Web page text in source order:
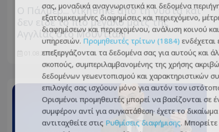
Ο Πάλμερ... νικήθηκε από τη νύστα και
δεν είδε το πιο μεγάλο ματς της
Αγγλίας στο Μουντιάλ!
01.08.2026 - 08:57
σας, μοναδικά αναγνωριστικά και δεδομένα
εξατομικευμένες διαφημίσεις και περιεχόμενο,
διαφημίσεων και περιεχομένου, ανάλυση κοινού
υπηρεσιών. Προμηθευτές τρίτων (1884) ενδέχεται
επεξεργάζονται τα δεδομένα σας για αυτούς και
σκοπούς, συμπεριλαμβανομένης της χρήσης
δεδομένων γεωεντοπισμού και χαρακτηριστικών
επιλογές σας ισχύουν μόνο για αυτόν τον
Ορισμένοι προμηθευτές μπορεί να βασίζονται σε
συμφέρον αντί για συγκατάθεση· έχετε το
αντιταχθείτε στις Ρυθμίσεις διαφήμισης.